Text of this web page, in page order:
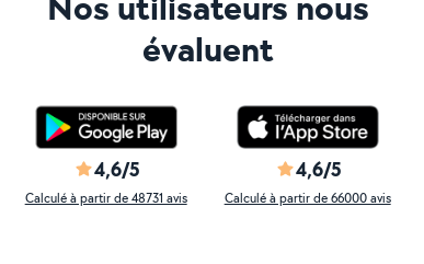
évaluent
4,6/5
Calculé à partir de 48731 avis
4,6/5
Calculé à partir de 66000 avis